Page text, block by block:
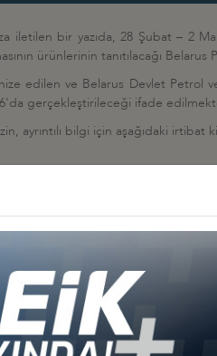
iletilen bir yazıda, 28 Şubat – 2
ürünlerinin tanıtılacağı
edilen ve Belarus Devlet
gerçekleştirileceği ifade
ayrıntılı bilgi için aşağıdaki irtibat